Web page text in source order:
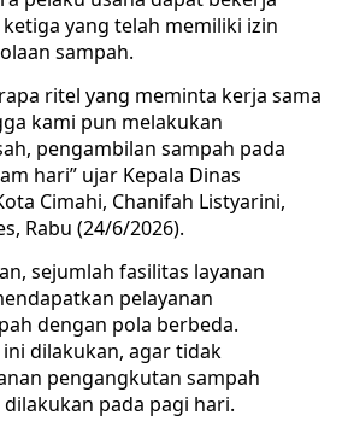
yang telah memiliki izin
sampah.
ritel yang meminta kerja sama
kami pun melakukan
pengambilan sampah pada
hari” ujar Kepala Dinas
Cimahi, Chanifah Listyarini,
Rabu (24/6/2026).
sejumlah fasilitas layanan
pelayanan
dengan pola berbeda.
dilakukan, agar tidak
pengangkutan sampah
pada pagi hari.